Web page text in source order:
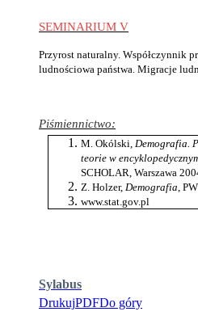
SEMINARIUM V
Przyrost naturalny. Współczynnik
ludnościowa państwa. Migracje
Piśmiennictwo:
M. Okólski,Demografia.
teorie w
SCHOLAR, Warszawa
Z. Holzer,Demografia,
www.stat.gov.pl
Sylabus
DrukujPDFDo góry